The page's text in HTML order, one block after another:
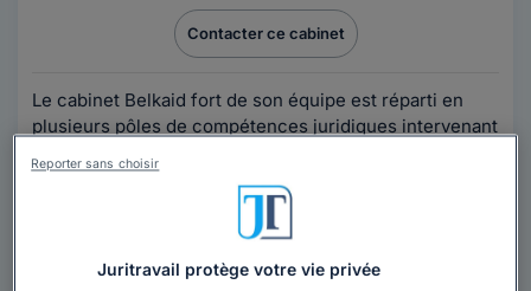
Contacter ce cabinet
Le cabinet Belkaid fort de son équipe est réparti en
plusieurs pôles de compétences juridiques intervenant
Juritravail protège votre vie privée
Reporter sans choisir